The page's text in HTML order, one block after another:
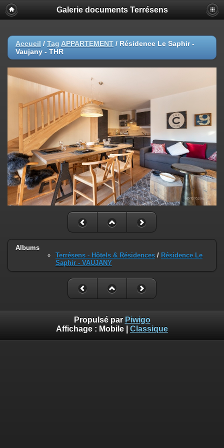
Galerie documents Terrésens
Accueil / Tag APPARTEMENT / Résidence Le Saphir -
Vaujany - THR
Albums
Terrésens - Hôtels & Résidences / Résidence Le
Saphir - VAUJANY
Propulsé par Piwigo
Affichage : Mobile Classique